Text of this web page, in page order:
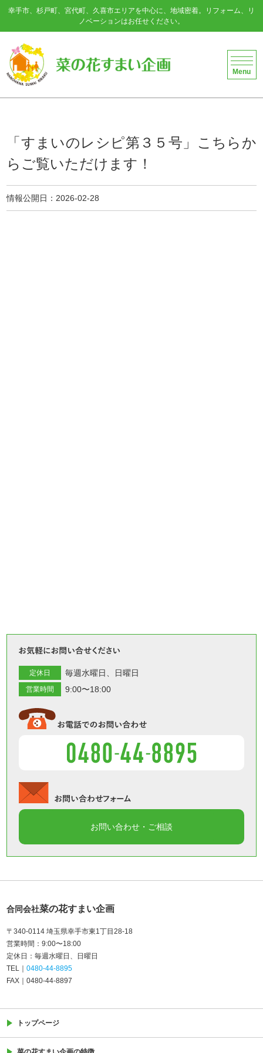
幸手市、杉戸町、宮代町、久喜市エリアを中心に、地域密着。リフォーム、リ
ノベーションはお任せください。
Menu
「すまいのレシピ第３５号」こちらか
らご覧いただけます！
情報公開日 2026-02-28
定休日 毎週水曜日 日曜日
営業時間 9:00〜18:00
合同会社菜の花すまい企画
〒340-0114 埼玉県幸手市東1丁目28-18
営業時間
9:00〜18:00
定休日
毎週水曜日
日曜日
TEL
0480-44-8895
FAX
0480-44-8897
トップページ